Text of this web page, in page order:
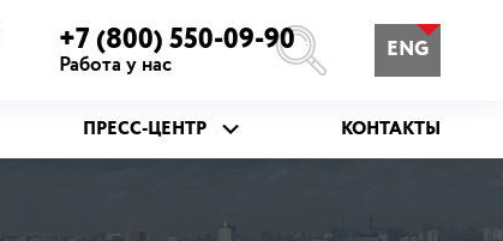
+7 (800) 550-09-90
Работа у нас ENG
ПРЕСС-ЦЕНТР КОНТАКТЫ